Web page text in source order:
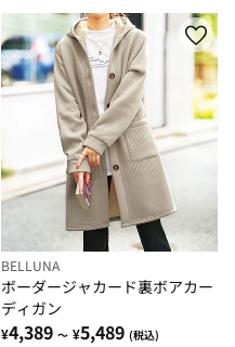
BELLUNA
ボーダージャカード裏ボアカー
ディガン
¥4,389 ～ ¥5,489 (税込)